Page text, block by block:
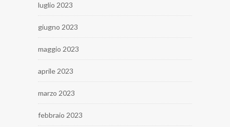
luglio 2023
giugno 2023
maggio 2023
aprile 2023
marzo 2023
febbraio 2023